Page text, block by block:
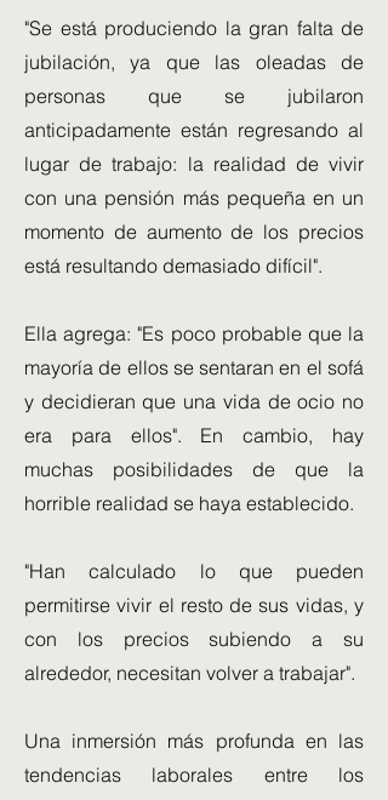
"Se está produciendo la gran falta de
jubilación, ya que las oleadas de
personas que se jubilaron
anticipadamente están regresando al
lugar de trabajo: la realidad de vivir
con una pensión más pequeña en un
momento de aumento de los precios
está resultando demasiado difícil".
Ella agrega: "Es poco probable que la
mayoría de ellos se sentaran en el sofá
y decidieran que una vida de ocio no
era para ellos". En cambio, hay
muchas posibilidades de que la
horrible realidad se haya establecido.
"Han calculado lo que pueden
permitirse vivir el resto de sus vidas, y
con los precios subiendo a su
alrededor, necesitan volver a trabajar".
Una inmersión más profunda en las
tendencias laborales entre los